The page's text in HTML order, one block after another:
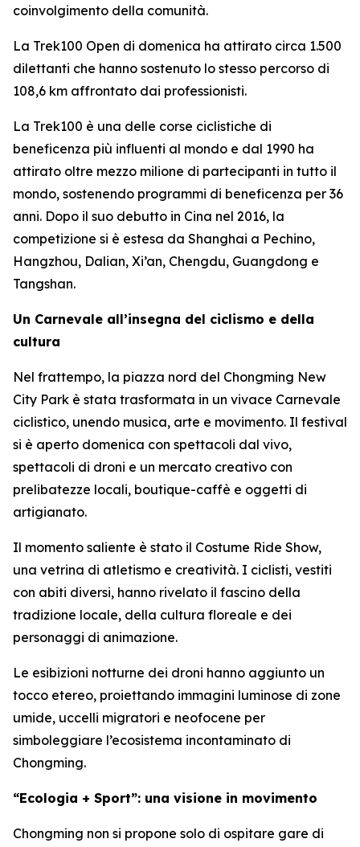
coinvolgimento della comunità.
La Trek100 Open di domenica ha attirato circa 1.500
dilettanti che hanno sostenuto lo stesso percorso di
108,6 km affrontato dai professionisti.
La Trek100 è una delle corse ciclistiche di
beneficenza più influenti al mondo e dal 1990 ha
attirato oltre mezzo milione di partecipanti in tutto il
mondo, sostenendo programmi di beneficenza per 36
anni. Dopo il suo debutto in Cina nel 2016, la
competizione si è estesa da Shanghai a Pechino,
Hangzhou, Dalian, Xi’an, Chengdu, Guangdong e
Tangshan.
Un Carnevale all’insegna del ciclismo e della
cultura
Nel frattempo, la piazza nord del Chongming New
City Park è stata trasformata in un vivace Carnevale
ciclistico, unendo musica, arte e movimento. Il festival
si è aperto domenica con spettacoli dal vivo,
spettacoli di droni e un mercato creativo con
prelibatezze locali, boutique-caffè e oggetti di
artigianato.
Il momento saliente è stato il Costume Ride Show,
una vetrina di atletismo e creatività. I ciclisti, vestiti
con abiti diversi, hanno rivelato il fascino della
tradizione locale, della cultura floreale e dei
personaggi di animazione.
Le esibizioni notturne dei droni hanno aggiunto un
tocco etereo, proiettando immagini luminose di zone
umide, uccelli migratori e neofocene per
simboleggiare l’ecosistema incontaminato di
Chongming.
“Ecologia + Sport”: una visione in movimento
Chongming non si propone solo di ospitare gare di